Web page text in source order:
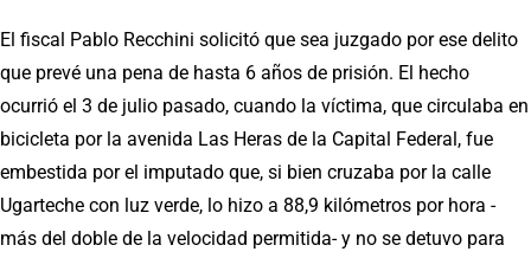
El fiscal Pablo Recchini solicitó que sea juzgado por ese delito
que prevé una pena de hasta 6 años de prisión. El hecho
ocurrió el 3 de julio pasado, cuando la víctima, que circulaba en
bicicleta por la avenida Las Heras de la Capital Federal, fue
embestida por el imputado que, si bien cruzaba por la calle
Ugarteche con luz verde, lo hizo a 88,9 kilómetros por hora -
más del doble de la velocidad permitida- y no se detuvo para